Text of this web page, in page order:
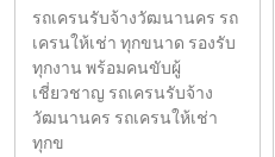
รถเครนรับจ้างวัฒนานคร รถ
เครนให้เช่า ทุกขนาด รองรับ
ทุกงาน พร้อมคนขับผู้
เชี่ยวชาญ รถเครนรับจ้าง
วัฒนานคร รถเครนให้เช่า
ทุกข